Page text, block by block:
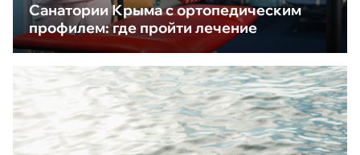
Санатории Крыма с ортопедическим
профилем: где пройти лечение